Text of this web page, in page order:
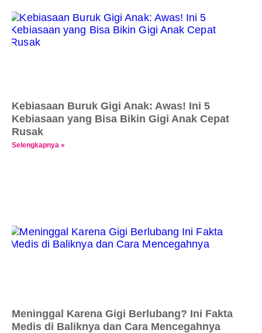
Kebiasaan Buruk Gigi Anak: Awas! Ini 5
Kebiasaan yang Bisa Bikin Gigi Anak Cepat
Rusak
Selengkapnya »
Meninggal Karena Gigi Berlubang? Ini Fakta
Medis di Baliknya dan Cara Mencegahnya